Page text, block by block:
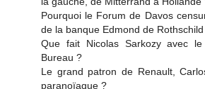
Pourquoi le Forum de Davos
de la banque Edmond de
Que fait Nicolas Sarkozy avec le
Bureau ?
Le grand patron de Renault,
paranoïaque ?